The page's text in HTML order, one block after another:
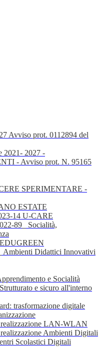
Avviso prot. 0112894 del
2021- 2027 -
- Avviso prot. N. 95165
SPERIMENTARE -
ESTATE
14 U-CARE
89_ Socialità,
Ambienti Didattici Innovativi
e Socialità
e sicuro all'interno
trasformazione digitale
realizzazione LAN-WLAN
Ambienti Digitali
Scolastici Digitali